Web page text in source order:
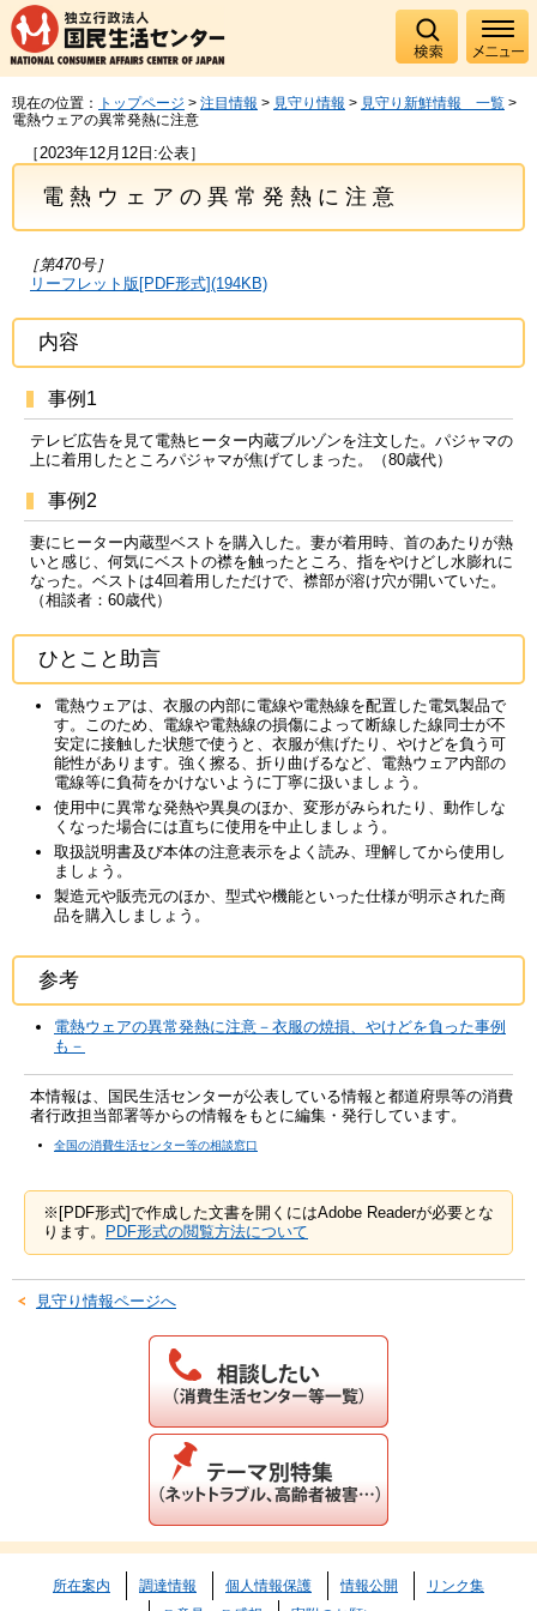
現在の位置： トップページ > 注目情報 > 見守り情報 > 見守り新鮮情報 一覧 >
電熱ウェアの異常発熱に注意
［2023年12月12日:公表］
電熱ウェアの異常発熱に注意
［第470号］
リーフレット版[PDF形式](194KB)
内容
事例1
テレビ広告を見て電熱ヒーター内蔵ブルゾンを注文した。パジャマの
上に着用したところパジャマが焦げてしまった。（80歳代）
事例2
妻にヒーター内蔵型ベストを購入した。妻が着用時、首のあたりが熱
いと感じ、何気にベストの襟を触ったところ、指をやけどし水膨れに
なった。ベストは4回着用しただけで、襟部が溶け穴が開いていた。
（相談者：60歳代）
ひとこと助言
電熱ウェアは、衣服の内部に電線や電熱線を配置した電気製品で
す。このため、電線や電熱線の損傷によって断線した線同士が不
安定に接触した状態で使うと、衣服が焦げたり、やけどを負う可
能性があります。強く擦る、折り曲げるなど、電熱ウェア内部の
電線等に負荷をかけないように丁寧に扱いましょう。
使用中に異常な発熱や異臭のほか、変形がみられたり、動作しな
くなった場合には直ちに使用を中止しましょう。
取扱説明書及び本体の注意表示をよく読み、理解してから使用し
ましょう。
製造元や販売元のほか、型式や機能といった仕様が明示された商
品を購入しましょう。
参考
電熱ウェアの異常発熱に注意－衣服の焼損、やけどを負った事例
も－
本情報は、国民生活センターが公表している情報と都道府県等の消費
者行政担当部署等からの情報をもとに編集・発行しています。
全国の消費生活センター等の相談窓口
※[PDF形式]で作成した文書を開くにはAdobe Readerが必要とな
ります。 PDF形式の閲覧方法について
見守り情報ページへ
所在案内 調達情報 個人情報保護 情報公開
リンク集